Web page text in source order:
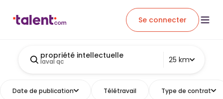
Se connecter
propriété intellectuelle
laval qc 25 km
Date de publication Télétravail Type de contrat